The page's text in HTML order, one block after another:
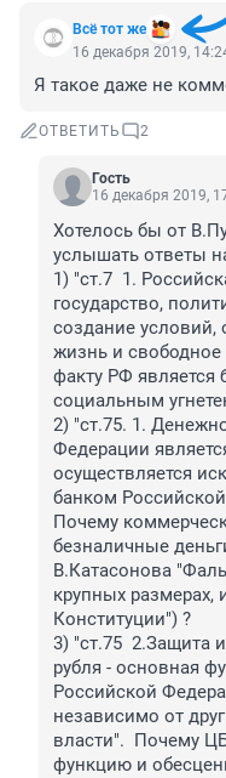
Всё тот же
16 декабря 2019,
Я такое даже не
ОТВЕТИТЬ 2
Гость
16 декабря 2019,
Хотелось бы от
услышать ответы
1) "ст.7  1.
государство,
создание
жизнь и свободное
факту РФ является
социальным
2) "ст.75. 1.
Федерации
осуществляется
банком
Почему
безналичные
В.Катасонова
крупных размерах,
Конституции") ?
3) "ст.75  2.Защита
рубля - основная
Российской
независимо от
власти".  Почему
функцию и